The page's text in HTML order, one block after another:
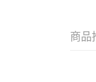
商品